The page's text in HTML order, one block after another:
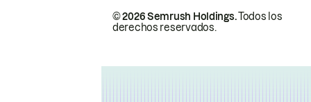
© 2026 Semrush Holdings.Todos los
derechos reservados.